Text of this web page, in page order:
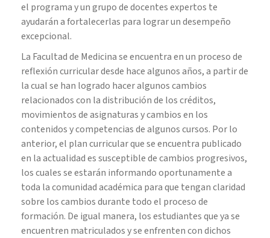
el programa y un grupo de docentes expertos te
ayudarán a fortalecerlas para lograr un desempeño
excepcional.
La Facultad de Medicina se encuentra en un proceso de
reflexión curricular desde hace algunos años, a partir de
la cual se han logrado hacer algunos cambios
relacionados con la distribución de los créditos,
movimientos de asignaturas y cambios en los
contenidos y competencias de algunos cursos. Por lo
anterior, el plan curricular que se encuentra publicado
en la actualidad es susceptible de cambios progresivos,
los cuales se estarán informando oportunamente a
toda la comunidad académica para que tengan claridad
sobre los cambios durante todo el proceso de
formación. De igual manera, los estudiantes que ya se
encuentren matriculados y se enfrenten con dichos